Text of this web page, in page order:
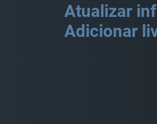
Atualizar
Adicionar